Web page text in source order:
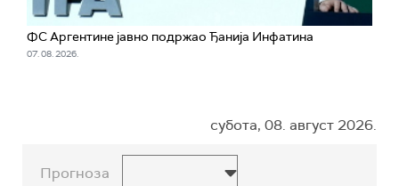
ФС Аргентине јавно подржао Ђанија Инфатина
07. 08. 2026.
субота, 08. август 2026.
Прогноза